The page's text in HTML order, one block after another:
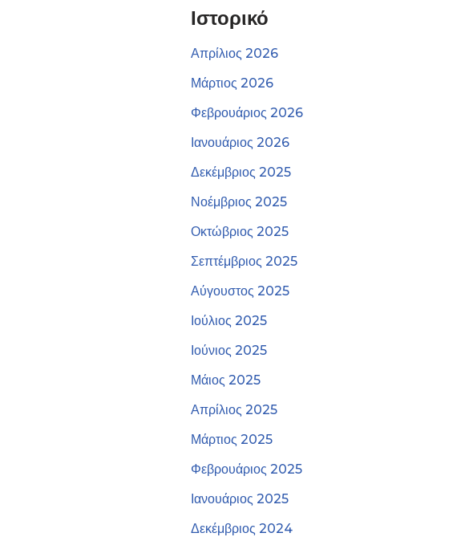
Ιστορικό
Απρίλιος 2026
Μάρτιος 2026
Φεβρουάριος 2026
Ιανουάριος 2026
Δεκέμβριος 2025
Νοέμβριος 2025
Οκτώβριος 2025
Σεπτέμβριος 2025
Αύγουστος 2025
Ιούλιος 2025
Ιούνιος 2025
Μάιος 2025
Απρίλιος 2025
Μάρτιος 2025
Φεβρουάριος 2025
Ιανουάριος 2025
Δεκέμβριος 2024